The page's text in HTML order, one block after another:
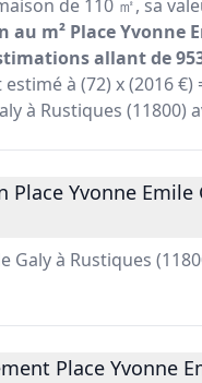
de 110 ㎡, sa
au m² Place Yvonne
allant de
à (72) x (2016 €)
à Rustiques (11800)
Yvonne Emile
Galy à Rustiques
Place Yvonne